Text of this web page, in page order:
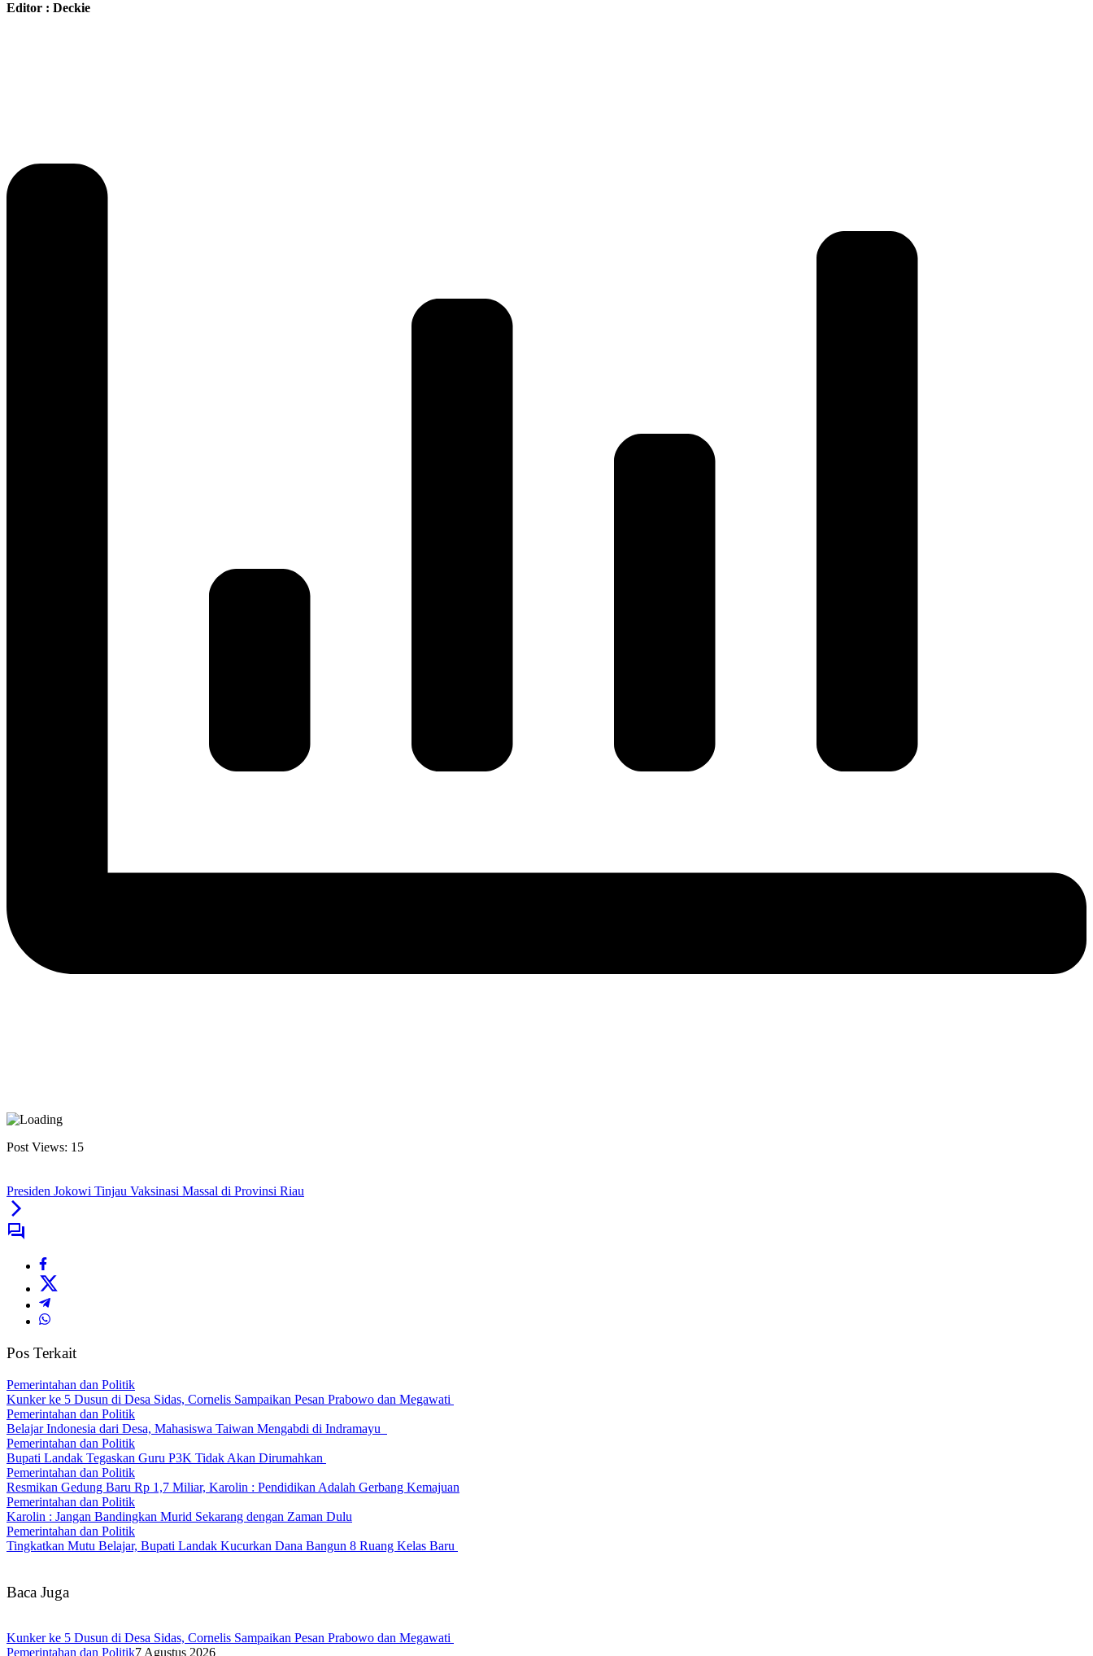
Editor : Deckie
Post Views: 15
Presiden Jokowi Tinjau Vaksinasi Massal di Provinsi Riau
Pos Terkait
Pemerintahan dan Politik
Kunker ke 5 Dusun di Desa Sidas, Cornelis Sampaikan Pesan Prabowo dan Megawati
Pemerintahan dan Politik
Belajar Indonesia dari Desa, Mahasiswa Taiwan Mengabdi di Indramayu
Pemerintahan dan Politik
Bupati Landak Tegaskan Guru P3K Tidak Akan Dirumahkan
Pemerintahan dan Politik
Resmikan Gedung Baru Rp 1,7 Miliar, Karolin : Pendidikan Adalah Gerbang Kemajuan
Pemerintahan dan Politik
Karolin : Jangan Bandingkan Murid Sekarang dengan Zaman Dulu
Pemerintahan dan Politik
Tingkatkan Mutu Belajar, Bupati Landak Kucurkan Dana Bangun 8 Ruang Kelas Baru
Baca Juga
Kunker ke 5 Dusun di Desa Sidas, Cornelis Sampaikan Pesan Prabowo dan Megawati
Pemerintahan dan Politik7 Agustus 2026